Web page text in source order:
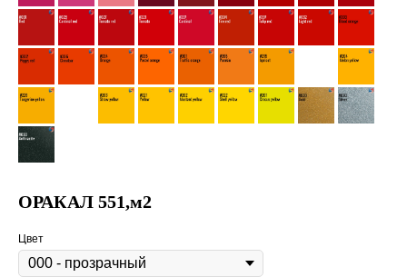
ОРАКАЛ 551,м2
Цвет